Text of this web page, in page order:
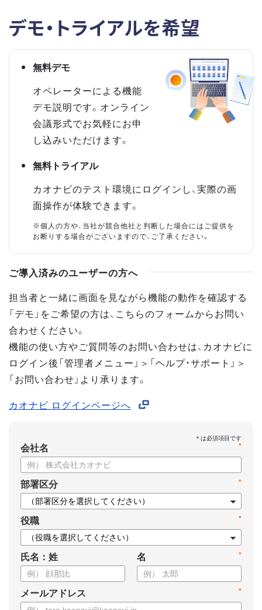
デモ・トライアルを希望
無料デモ
オペレーターによる機能
デモ説明です。オンライン
会議形式でお気軽にお申
し込みいただけます。
無料トライアル
カオナビのテスト環境にログインし、実際の画
面操作が体験できます。
※個人の方や、当社が競合他社と判断した場合にはご提供を
お断りする場合がございますので、ご了承ください。
ご導入済みのユーザーの方へ
担当者と一緒に画面を見ながら機能の動作を確認する
「デモ」をご希望の方は、こちらのフォームからお問い
合わせください。
機能の使い方やご質問等のお問い合わせは、カオナビに
ログイン後「管理者メニュー」＞「ヘルプ・サポート」＞
「お問い合わせ」より承ります。
カオナビ ログインページへ
*
会社名
*
部署区分
*
役職
氏名：姓 *
名
*
メールアドレス